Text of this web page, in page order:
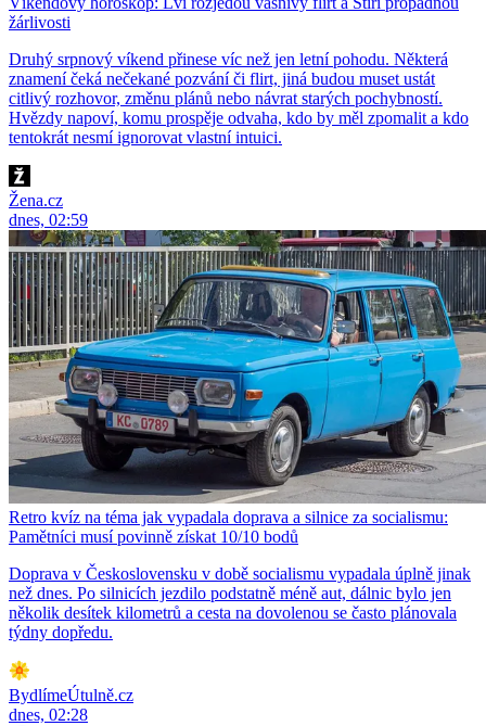
žárlivosti
Druhý srpnový víkend přinese víc než jen letní pohodu. Některá
znamení čeká nečekané pozvání či flirt, jiná budou muset ustát
citlivý rozhovor, změnu plánů nebo návrat starých pochybností.
Hvězdy napoví, komu prospěje odvaha, kdo by měl zpomalit a kdo
tentokrát nesmí ignorovat vlastní intuici.
Žena.cz
dnes, 02:59
Retro kvíz na téma jak vypadala doprava a silnice za socialismu:
Pamětníci musí povinně získat 10/10 bodů
Doprava v Československu v době socialismu vypadala úplně jinak
než dnes. Po silnicích jezdilo podstatně méně aut, dálnic bylo jen
několik desítek kilometrů a cesta na dovolenou se často plánovala
týdny dopředu.
BydlímeÚtulně.cz
dnes, 02:28